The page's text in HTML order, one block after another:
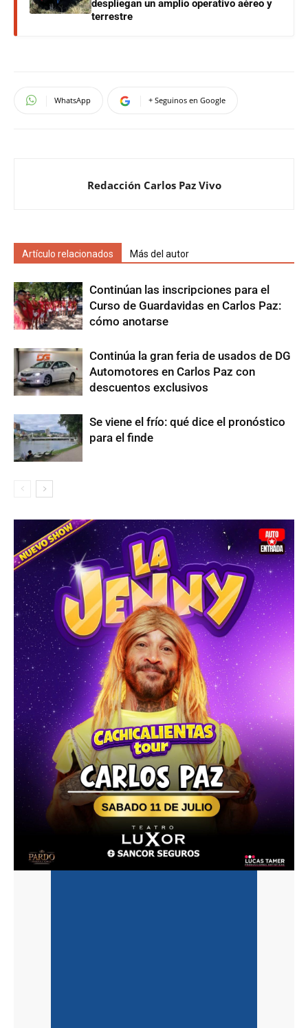
despliegan un amplio operativo aéreo y
terrestre
WhatsApp + Seguinos en Google
Redacción Carlos Paz Vivo
Artículo relacionados Más del autor
Continúan las inscripciones para el
Curso de Guardavidas en Carlos Paz:
cómo anotarse
Continúa la gran feria de usados de DG
Automotores en Carlos Paz con
descuentos exclusivos
Se viene el frío: qué dice el pronóstico
para el finde